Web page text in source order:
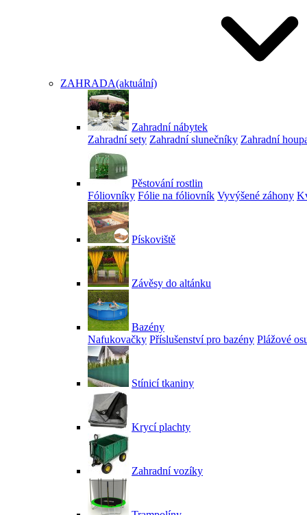
ZAHRADA(aktuální)
Zahradní nábytek
Zahradní sety Zahradní slunečníky Zahradní
Pěstování rostlin
Fóliovníky Fólie na fóliovník Vyvýšené záhony
Pískoviště
Závěsy do altánku
Bazény
Nafukovačky Příslušenství pro bazény Plážové
Stínicí tkaniny
Krycí plachty
Zahradní vozíky